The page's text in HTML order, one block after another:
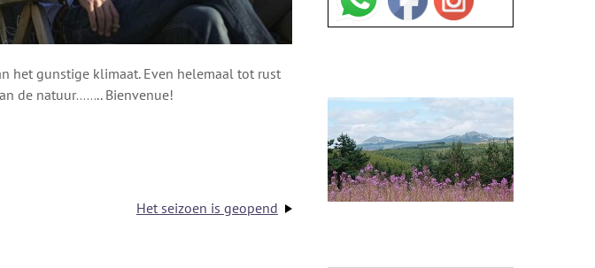
het gunstige klimaat. Even helemaal tot rust
de natuur…….. Bienvenue!
Het seizoen is geopend